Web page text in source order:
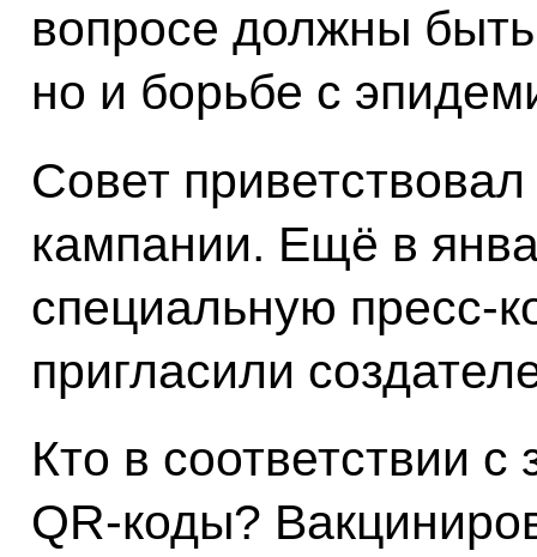
вопросе должны
но и борьбе с
Совет
кампании. Ещё в
специальную пресс-
пригласили
Кто в соответствии с
QR-коды?